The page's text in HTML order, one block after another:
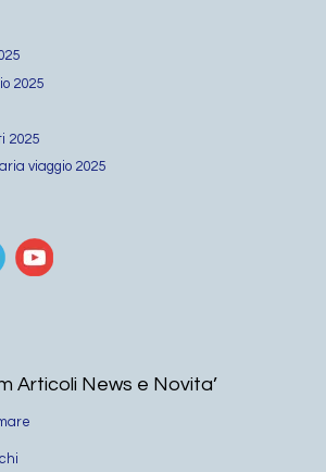
2025
2025
viaggio 2025
Articoli News e Novita’